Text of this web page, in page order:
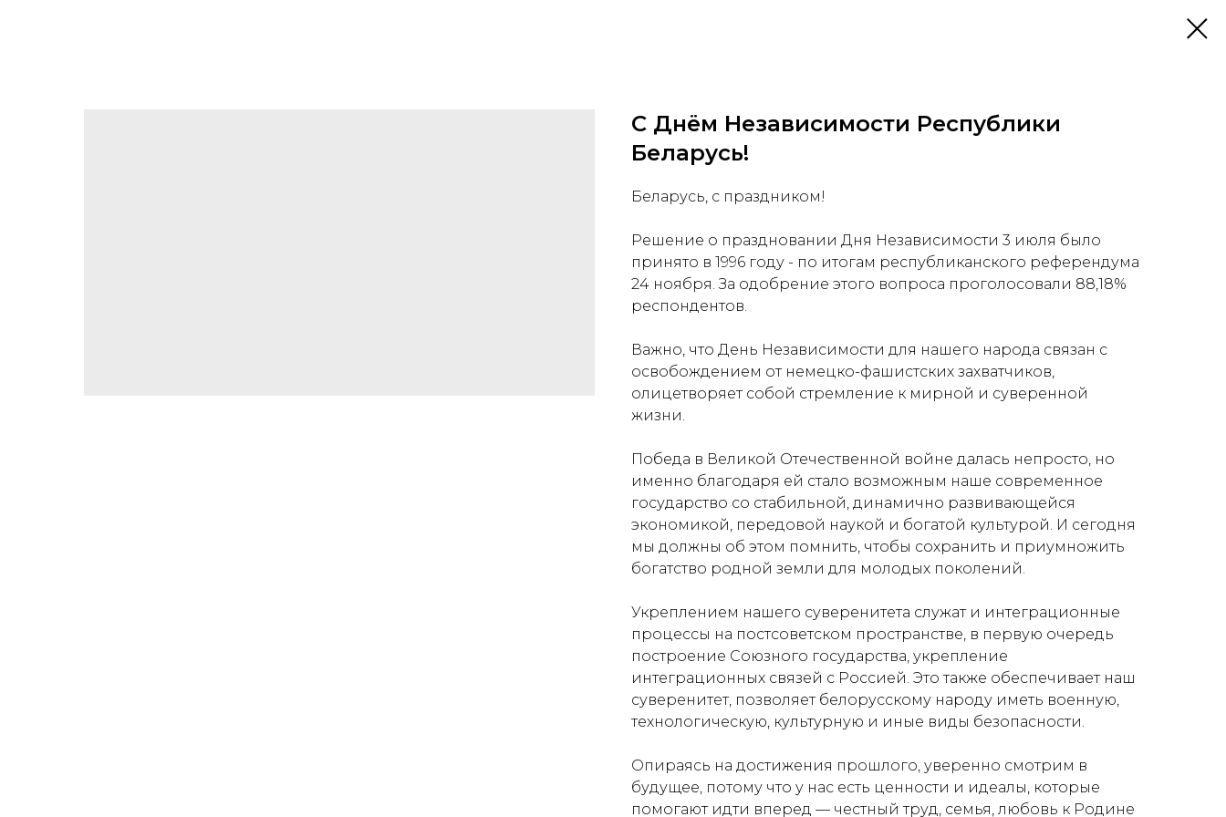
С Днём Независимости Республики
Беларусь!
Беларусь, с праздником!
Решение о праздновании Дня Независимости 3 июля было
принято в 1996 году - по итогам республиканского референдума
24 ноября. За одобрение этого вопроса проголосовали 88,18%
респондентов.
Важно, что День Независимости для нашего народа связан с
освобождением от немецко-фашистских захватчиков,
олицетворяет собой стремление к мирной и суверенной
жизни.
Победа в Великой Отечественной войне далась непросто, но
именно благодаря ей стало возможным наше современное
государство со стабильной, динамично развивающейся
экономикой, передовой наукой и богатой культурой. И сегодня
мы должны об этом помнить, чтобы сохранить и приумножить
богатство родной земли для молодых поколений.
Укреплением нашего суверенитета служат и интеграционные
процессы на постсоветском пространстве, в первую очередь
построение Союзного государства, укрепление
интеграционных связей с Россией. Это также обеспечивает наш
суверенитет, позволяет белорусскому народу иметь военную,
технологическую, культурную и иные виды безопасности.
Опираясь на достижения прошлого, уверенно смотрим в
будущее, потому что у нас есть ценности и идеалы, которые
помогают идти вперед — честный труд, семья, любовь к Родине